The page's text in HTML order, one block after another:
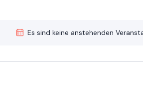
Es sind keine anstehenden